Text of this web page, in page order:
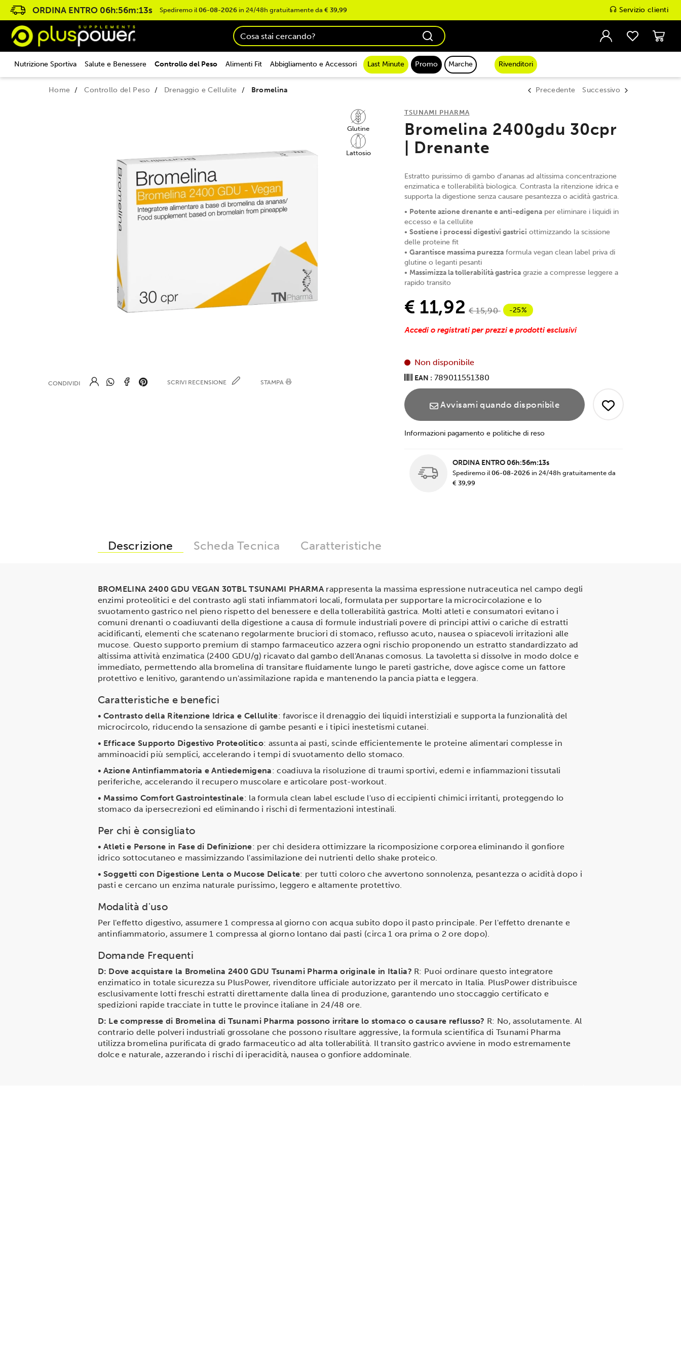
ORDINA ENTRO 06h:56m:12s Spediremo il 06-08-2026 in 24/48h gratuitamente da € 39,99 Servizio clienti
Nutrizione Sportiva Salute e Benessere Controllo del Peso Alimenti Fit Abbigliamento e Accessori Last Minute Promo Marche Rivenditori
Home Controllo del Peso Drenaggio e Cellulite Bromelina Precedente Successivo
Glutine
Lattosio
CONDIVIDI SCRIVI RECENSIONE STAMPA
TSUNAMI PHARMA
Bromelina 2400gdu 30cpr
| Drenante
Estratto purissimo di gambo d'ananas ad altissima concentrazione
enzimatica e tollerabilità biologica. Contrasta la ritenzione idrica e
supporta la digestione senza causare pesantezza o acidità gastrica.
• Potente azione drenante e anti-edigenaper eliminare i liquidi in
eccesso e la cellulite
• Sostiene i processi digestivi gastrici ottimizzando la scissione
delle proteine fit
• Garantisce massima purezzaformula vegan clean label priva di
glutine o leganti pesanti
• Massimizza la tollerabilità gastricagrazie a compresse leggere a
rapido transito
€ 11,92 € 15,90 -25%
Accedi o registrati per prezzi e prodotti esclusivi
Non disponibile
EAN : 789011551380
Avvisami quando disponibile
Informazioni pagamento e politiche di reso
ORDINA ENTRO06h:56m:12s
Spediremo il 06-08-2026in 24/48h gratuitamente da
€ 39,99
Descrizione Scheda Tecnica Caratteristiche
BROMELINA 2400 GDU VEGAN 30TBL TSUNAMI PHARMArappresenta la massima espressione nutraceutica nel campo degli
enzimi proteolitici e del contrasto agli stati infiammatori locali, formulata per supportare la microcircolazione e lo
svuotamento gastrico nel pieno rispetto del benessere e della tollerabilità gastrica. Molti atleti e consumatori evitano i
comuni drenanti o coadiuvanti della digestione a causa di formule industriali povere di principi attivi o cariche di estratti
acidificanti, elementi che scatenano regolarmente bruciori di stomaco, reflusso acuto, nausea o spiacevoli irritazioni alle
mucose. Questo supporto premium di stampo farmaceutico azzera ogni rischio proponendo un estratto standardizzato ad
altissima attività enzimatica (2400 GDU/g) ricavato dal gambo dell'Ananas comosus. La tavoletta si dissolve in modo dolce e
immediato, permettendo alla bromelina di transitare fluidamente lungo le pareti gastriche, dove agisce come un fattore
protettivo e lenitivo, garantendo un'assimilazione rapida e mantenendo la pancia piatta e leggera.
Caratteristiche e benefici
•Contrasto della Ritenzione Idrica e Cellulite: favorisce il drenaggio dei liquidi interstiziali e supporta la funzionalità del
microcircolo, riducendo la sensazione di gambe pesanti e i tipici inestetismi cutanei.
• Efficace Supporto Digestivo Proteolitico: assunta ai pasti, scinde efficientemente le proteine alimentari complesse in
amminoacidi più semplici, accelerando i tempi di svuotamento dello stomaco.
•Azione Antinfiammatoria e Antiedemigena: coadiuva la risoluzione di traumi sportivi, edemi e infiammazioni tissutali
periferiche, accelerando il recupero muscolare e articolare post-workout.
• Massimo Comfort Gastrointestinale: la formula clean label esclude l'uso di eccipienti chimici irritanti, proteggendo lo
stomaco da ipersecrezioni ed eliminando i rischi di fermentazioni intestinali.
Per chi è consigliato
•Atleti e Persone in Fase di Definizione: per chi desidera ottimizzare la ricomposizione corporea eliminando il gonfiore
idrico sottocutaneo e massimizzando l'assimilazione dei nutrienti dello shake proteico.
•Soggetti con Digestione Lenta o Mucose Delicate: per tutti coloro che avvertono sonnolenza, pesantezza o acidità dopo i
pasti e cercano un enzima naturale purissimo, leggero e altamente protettivo.
Modalità d'uso
Per l'effetto digestivo, assumere 1 compressa al giorno con acqua subito dopo il pasto principale. Per l'effetto drenante e
antinfiammatorio, assumere 1 compressa al giorno lontano dai pasti (circa 1 ora prima o 2 ore dopo).
Domande Frequenti
D: Dove acquistare la Bromelina 2400 GDU Tsunami Pharma originale in Italia? R: Puoi ordinare questo integratore
enzimatico in totale sicurezza su PlusPower, rivenditore ufficiale autorizzato per il mercato in Italia. PlusPower distribuisce
esclusivamente lotti freschi estratti direttamente dalla linea di produzione, garantendo uno stoccaggio certificato e
spedizioni rapide tracciate in tutte le province italiane in 24/48 ore.
D: Le compresse di Bromelina di Tsunami Pharma possono irritare lo stomaco o causare reflusso? R: No, assolutamente. Al
contrario delle polveri industriali grossolane che possono risultare aggressive, la formula scientifica di Tsunami Pharma
utilizza bromelina purificata di grado farmaceutico ad alta tollerabilità. Il transito gastrico avviene in modo estremamente
dolce e naturale, azzerando i rischi di iperacidità, nausea o gonfiore addominale.